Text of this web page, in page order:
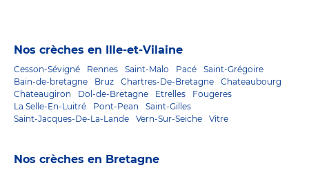
Nos crèches en Ille-et-Vilaine
Cesson-Sévigné Rennes Saint-Malo Pacé
Saint-Grégoire
Bain-de-bretagne
Bruz Chartres-De-Bretagne
Chateaubourg
Chateaugiron
Dol-de-Bretagne Etrelles
Fougeres
La Selle-En-Luitré
Pont-Pean
Saint-Gilles
Saint-Jacques-De-La-Lande
Vern-Sur-Seiche Vitre
Nos crèches en Bretagne